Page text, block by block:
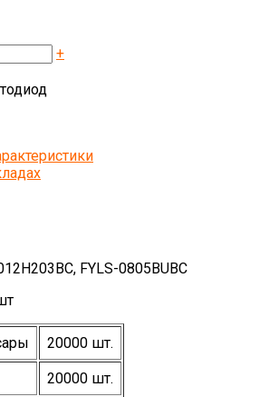
+
FYLS-0805BUBC
20000 шт.
20000 шт.